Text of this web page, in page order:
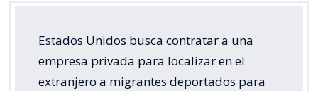
Estados Unidos busca contratar a una
empresa privada para localizar en el
extranjero a migrantes deportados para